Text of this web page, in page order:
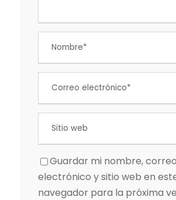
Guardar mi nombre, correo
electrónico y sitio web en
navegador para la próxima